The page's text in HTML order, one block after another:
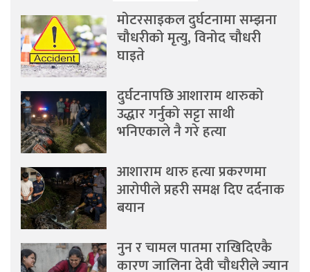
मोटरसाइकल दुर्घटनामा सम्झना
चौधरीको मृत्यु, विनोद चौधरी
घाइते
दुर्घटनापछि आशाराम थारुको
उद्धार गर्नुको सट्टा साथी
भनिएकाले नै गरे हत्या
आशाराम थारु हत्या प्रकरणमा
आरोपीले प्रहरी समक्ष दिए दर्दनाक
बयान
नुन र चामल पातमा राखिदिएकै
कारण जालिना देवी चौधरीले ज्यान